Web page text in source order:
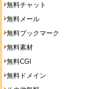
無料チャット
無料メール
無料ブックマーク
無料素材
無料CGI
無料ドメイン